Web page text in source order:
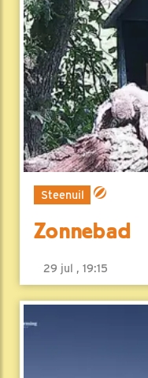
Steenuil
Zonnebad
29 jul , 19:15